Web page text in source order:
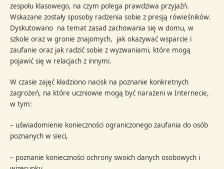
zespołu klasowego, na czym polega prawdziwa przyjaźń.
Wskazane zostały sposoby radzenia sobie z presją rówieśników.
Dyskutowano na temat zasad zachowania się w domu, w
szkole oraz w gronie znajomych, jak okazywać wsparcie i
zaufanie oraz jak radzić sobie z wyzwaniami, które mogą
pojawić się w relacjach z innymi.
W czasie zajęć kładziono nacisk na poznanie konkretnych
zagrożeń, na które uczniowie mogą być narażeni w Internecie,
w tym:
– uświadomienie konieczności ograniczonego zaufania do osób
poznanych w sieci,
– poznanie konieczności ochrony swoich danych osobowych i